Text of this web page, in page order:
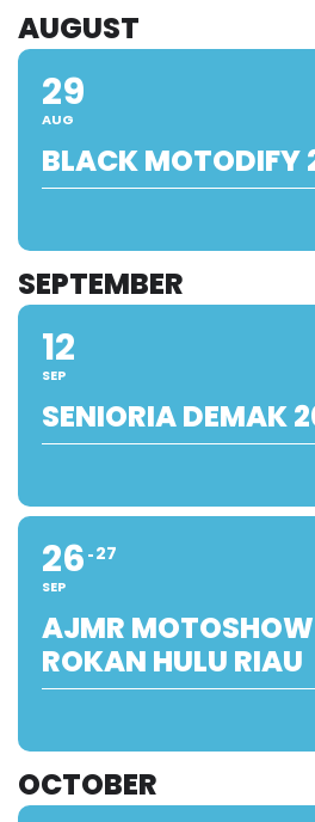
AUGUST
29
AUG
BLACK MOTODIFY
SEPTEMBER
12
SEP
SENIORIA DEMAK
26
SEP
27
AJMR
ROKAN HULU RIAU
OCTOBER